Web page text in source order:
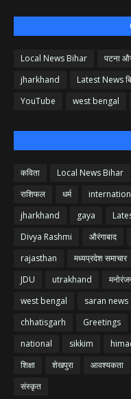
Local News Bihar पटना
jharkhand
Latest News
YouTube
west bengal
कविता Local News Bihar
राशिफल
धर्म
jharkhand
gaya
Divya Rashmi
औरंगाबाद
rajasthan
मध्यप्रदेश समाचार
JDU
utrakhand
west bengal
saran news
chhatisgarh
Greetings
national
sikkim
शिक्षा
शेखपुरा आवश्यकता
संस्कृत